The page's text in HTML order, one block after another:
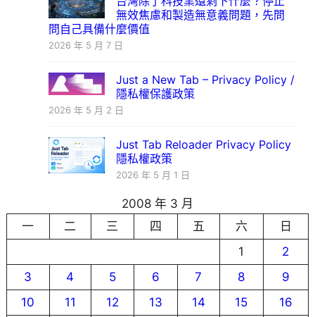
無效焦慮和製造無意義問題，先問
問自己具備什麼價值
2026 年 5 月 7 日
Just a New Tab – Privacy Policy /
隱私權保護政策
2026 年 5 月 2 日
Just Tab Reloader Privacy Policy
隱私權政策
2026 年 5 月 1 日
2008 年 3 月
一
二 三 四 五 六
日
1
2
3
4 5 6 7 8
9
10
11 12 13 14 15
16